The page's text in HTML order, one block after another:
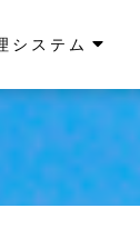
システム